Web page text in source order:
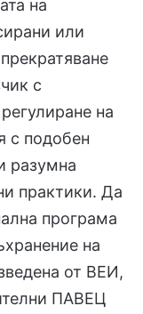
на
или
с
на
с подобен
разумна
практики. Да
програма
на
от ВЕИ,
ПАВЕЦ